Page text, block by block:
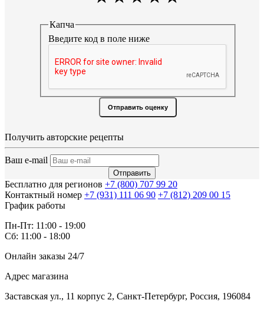
Капча
Введите код в поле ниже
Отправить оценку
Получить авторские рецепты
Ваш e-mail
Отправить
Бесплатно для регионов +7 (800) 707 99 20
Контактный номер +7 (931) 111 06 90 +7 (812) 209 00 15
График работы
Пн-Пт: 11:00 - 19:00
Сб: 11:00 - 18:00
Онлайн заказы 24/7
Адрес магазина
Заставская ул., 11 корпус 2, Санкт-Петербург, Россия, 196084